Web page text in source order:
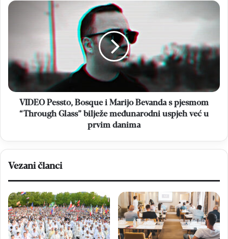
VIDEO
Bevanda
s
“Through
Glass”
bilježe
već
prvim
VIDEO Pessto, Bosque i Marijo Bevanda s pjesmom
“Through Glass” bilježe međunarodni uspjeh već u
prvim danima
Vezani članci